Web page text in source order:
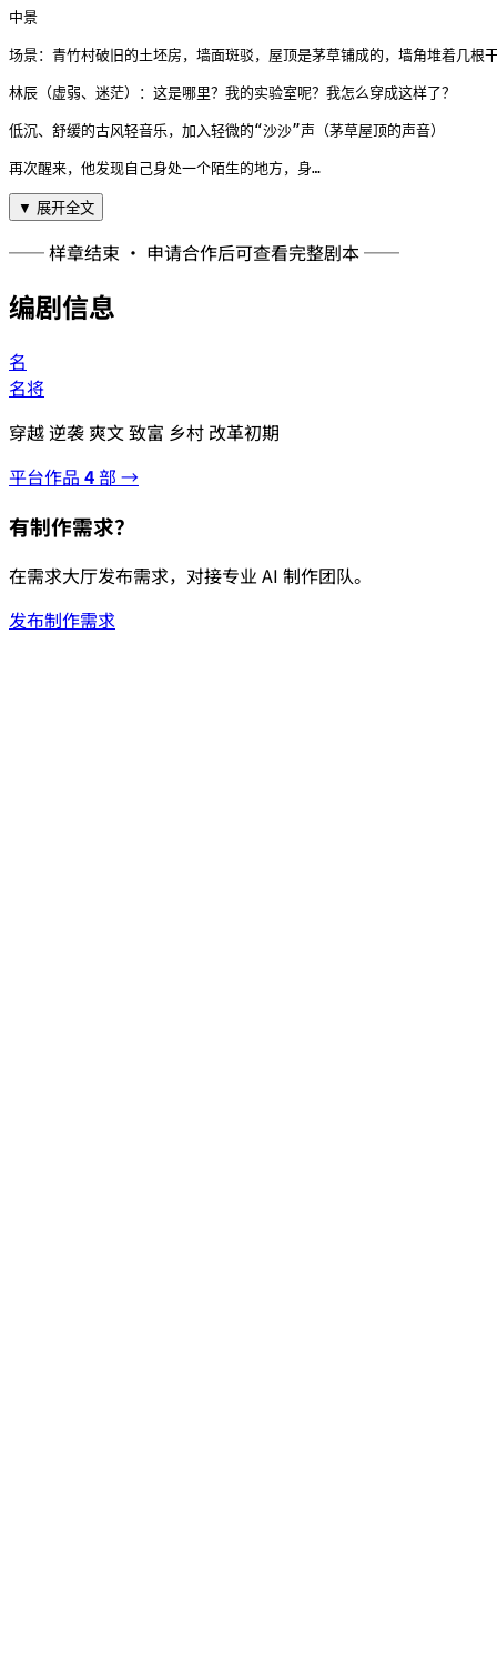
中景
场景：青竹村破旧的土坯房，墙面斑驳，屋顶是茅草铺成的，墙角堆着几
林辰（虚弱、迷茫）：这是哪里？我的实验室呢？我怎么穿成这样了？
低沉、舒缓的古风轻音乐，加入轻微的“沙沙”声（茅草屋顶的声音）
再次醒来，他发现自己身处一个陌生的地方，身…
▼ 展开全文
── 样章结束 · 申请合作后可查看完整剧本 ──
编剧信息
名
名将
穿越 逆袭 爽文 致富 乡村 改革初期
平台作品 4部 →
有制作需求？
在需求大厅发布需求，对接专业 AI 制作团队。
发布制作需求